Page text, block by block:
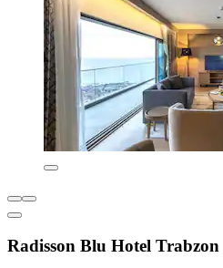
Radisson Blu Hotel Trabzon